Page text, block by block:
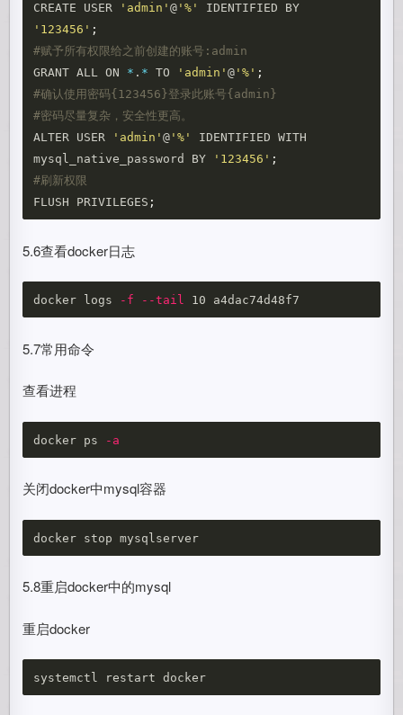
CREATE USER
'admin'@ '%'
'123456' ;
#赋予所有权限给之前创建的账号:admin
GRANT ALL ON * . * TO 'admin'@ '%' ;
#确认使用密码{123456}登录此账号{admin}
#密码尽量复杂，安全性更高。
ALTER USER
'admin'@ '%'
IDENTIFIED WITH
mysql_native_password BY
'123456' ;
#刷新权限
FLUSH PRIVILEGES ;
5.6查看docker日志
docker logs -f --tail
5.7常用命令
查看进程
docker ps -a
关闭docker中mysql容器
5.8重启docker中的mysql
重启docker